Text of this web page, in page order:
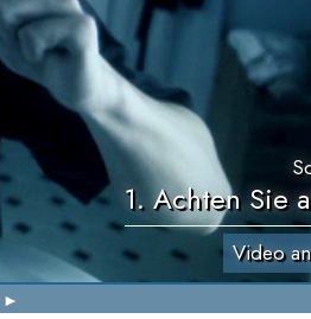
1. Achten Sie
Video